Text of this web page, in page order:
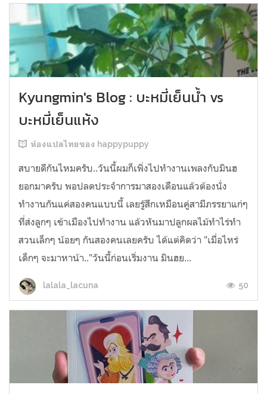
Kyungmin's Blog : บะหมี่เย็นน้ำ vs
บะหมี่เย็นแห้ง
ห้องแปลไทยของ happypuppy
สบายดีกันไหมครับ..วันนี้ผมก็เพิ่งไปทำงานเพลงกับมินฮ
ยอกมาครับ พอปลดประจำการมาสองเดือนแล้วต้องนั่ง
ทำงานกันแค่สองคนแบบนี้ เลยรู้สึกเหมือนคู่สามีภรรยาแก่ๆ
ที่ส่งลูกๆ เข้าเมืองไปทำงาน แล้วหันมาปลูกผลไม้ทำไร่ทำ
สวนเล็กๆ น้อยๆ กันสองคนเลยครับ ได้แต่คิดว่า "เมื่อไหร่
เด็กๆ จะมาหาน้า.."วันนี้ก่อนเริ่มงาน มินฮย...
lalala_lacuna 50